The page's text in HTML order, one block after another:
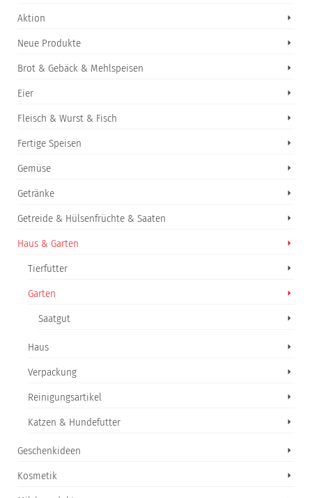
Aktion
Neue Produkte
Brot & Gebäck & Mehlspeisen
Eier
Fleisch & Wurst & Fisch
Fertige Speisen
Gemüse
Getränke
Getreide & Hülsenfrüchte & Saaten
Haus & Garten
Tierfutter
Garten
Saatgut
Haus
Verpackung
Reinigungsartikel
Katzen & Hundefutter
Geschenkideen
Kosmetik